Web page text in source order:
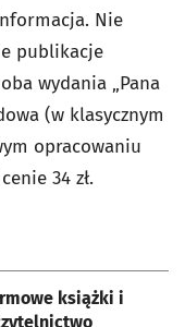
Nie
publikacje
wydania „Pana
(w klasycznym
opracowaniu
34 zł.
książki i